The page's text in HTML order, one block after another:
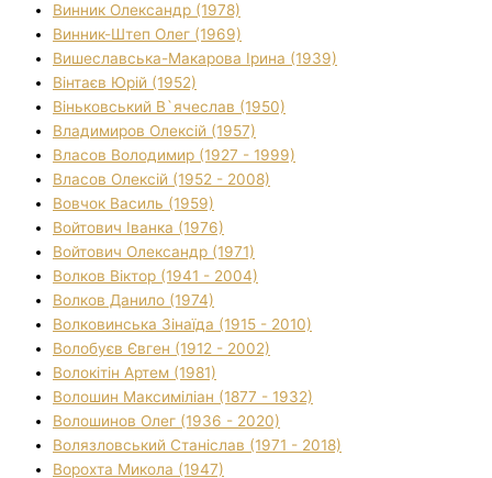
Винник Олександр (1978)
Винник-Штеп Олег (1969)
Вишеславська-Макарова Ірина (1939)
Вінтаєв Юрій (1952)
Віньковський В`ячеслав (1950)
Владимиров Олексій (1957)
Власов Володимир (1927 - 1999)
Власов Олексій (1952 - 2008)
Вовчок Василь (1959)
Войтович Іванка (1976)
Войтович Олександр (1971)
Волков Віктор (1941 - 2004)
Волков Данило (1974)
Волковинська Зінаїда (1915 - 2010)
Волобуєв Євген (1912 - 2002)
Волокітін Артем (1981)
Волошин Максиміліан (1877 - 1932)
Волошинов Олег (1936 - 2020)
Волязловський Станіслав (1971 - 2018)
Ворохта Микола (1947)